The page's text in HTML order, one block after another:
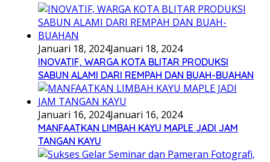
Januari 18, 2024Januari 18, 2024
INOVATIF, WARGA KOTA BLITAR PRODUKSI
SABUN ALAMI DARI REMPAH DAN BUAH-BUAHAN
Januari 16, 2024Januari 16, 2024
MANFAATKAN LIMBAH KAYU MAPLE JADI JAM
TANGAN KAYU